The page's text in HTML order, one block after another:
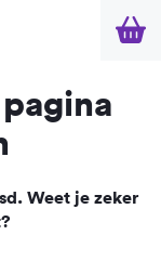
Weet je zeker